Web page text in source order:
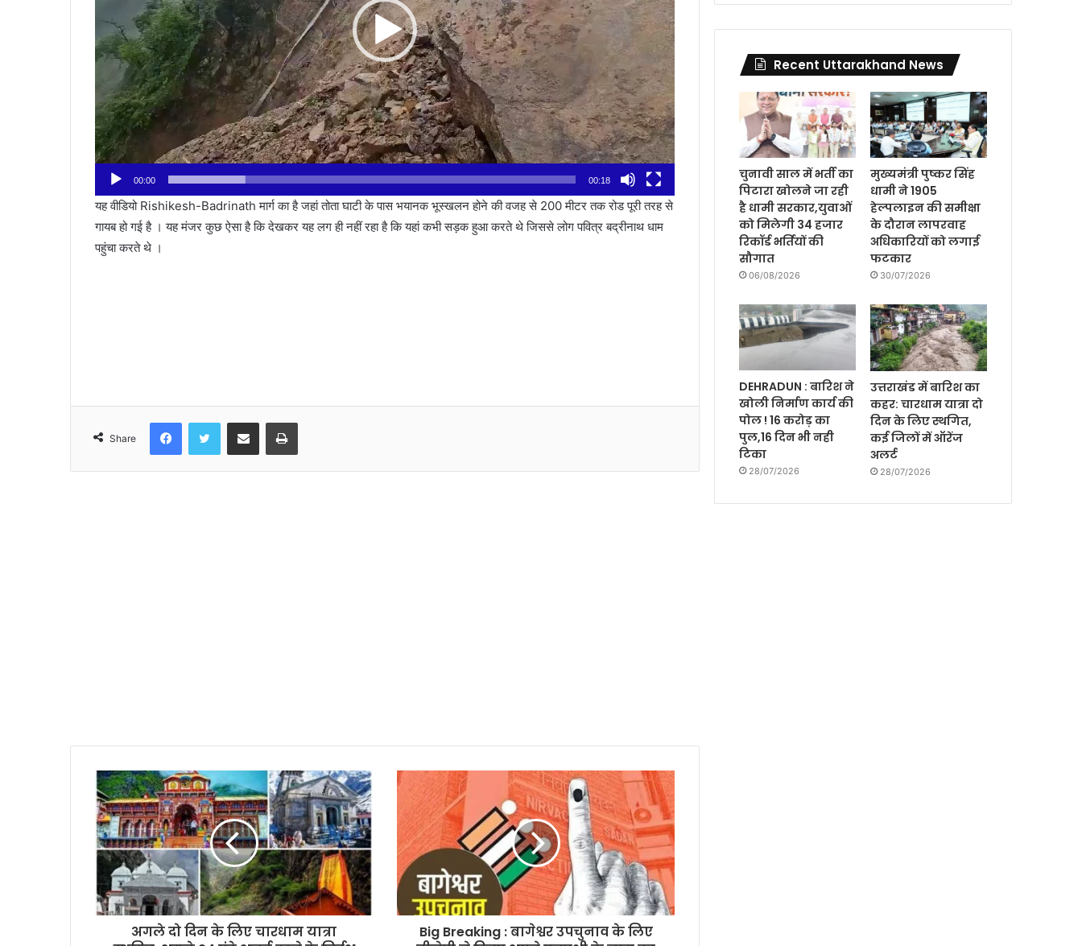
00:00 00:18
यह वीडियो Rishikesh-Badrinath मार्ग का है जहां तोता घाटी के पास भयानक भूस्खलन होने की वजह से 200 मीटर तक रोड पूरी तरह से
गायब हो गई है । यह मंजर कुछ ऐसा है कि देखकर यह लग ही नहीं रहा है कि यहां कभी सड़क हुआ करते थे जिससे लोग पवित्र बद्रीनाथ धाम
पहुंचा करते थे ।
Share
अगले दो दिन के लिए चारधाम यात्रा
Big Breaking : बागेश्वर उपचुनाव के लिए
Recent Uttarakhand News
चुनावी साल में भर्ती का
पिटारा खोलने जा रही
है धामी सरकार,युवाओं
को मिलेगी 34 हजार
रिकॉर्ड भर्तियों की
सौगात
06/08/2026
मुख्यमंत्री पुष्कर सिंह
धामी ने 1905
हेल्पलाइन की समीक्षा
के दौरान लापरवाह
अधिकारियों को लगाई
फटकार
30/07/2026
DEHRADUN : बारिश ने
खोली निर्माण कार्य की
पोल ! 16 करोड़ का
पुल,16 दिन भी नही
टिका
28/07/2026
उत्तराखंड में बारिश का
कहर: चारधाम यात्रा दो
दिन के लिए स्थगित,
कई जिलों में ऑरेंज
अलर्ट
28/07/2026